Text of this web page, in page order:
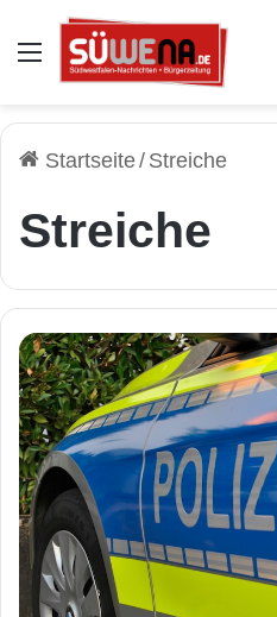
Auswahl
Startseite/ Streiche
Streiche